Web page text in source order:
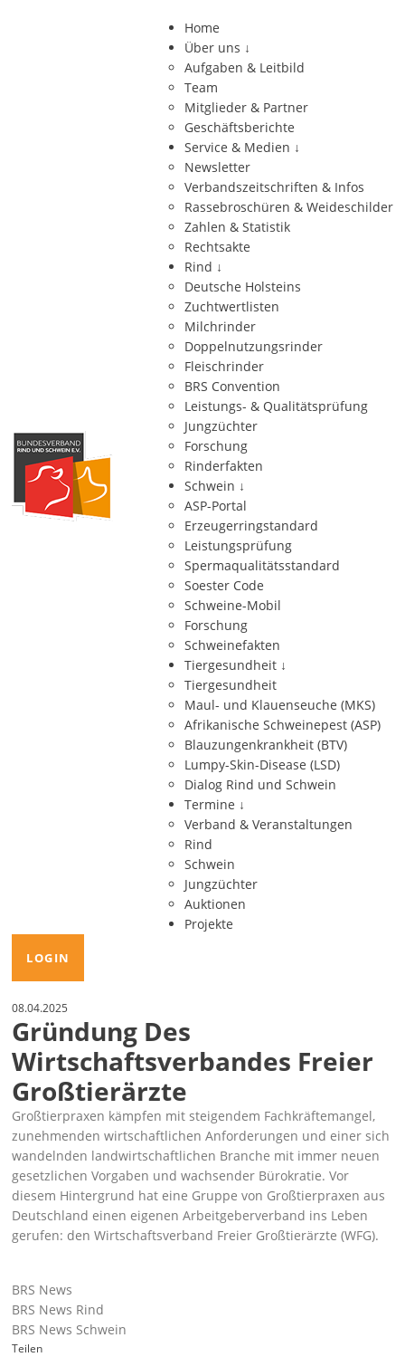
Home
Über uns ↓
Aufgaben & Leitbild
Team
Mitglieder & Partner
Geschäftsberichte
Service & Medien ↓
Newsletter
Verbandszeitschriften & Infos
Rassebroschüren & Weideschilder
Zahlen & Statistik
Rechtsakte
Rind ↓
Deutsche Holsteins
Zuchtwertlisten
Milchrinder
Doppelnutzungsrinder
Fleischrinder
BRS Convention
Leistungs- & Qualitätsprüfung
Jungzüchter
Forschung
Rinderfakten
Schwein ↓
ASP-Portal
Erzeugerringstandard
Leistungsprüfung
Spermaqualitätsstandard
Soester Code
Schweine-Mobil
Forschung
Schweinefakten
Tiergesundheit ↓
Tiergesundheit
Maul- und Klauenseuche (MKS)
Afrikanische Schweinepest (ASP)
Blauzungenkrankheit (BTV)
Lumpy-Skin-Disease (LSD)
Dialog Rind und Schwein
Termine ↓
Verband & Veranstaltungen
Rind
Schwein
Jungzüchter
Auktionen
Projekte
LOGIN
08.04.2025
Gründung Des
Wirtschaftsverbandes Freier
Großtierärzte
Großtierpraxen kämpfen mit steigendem Fachkräftemangel,
zunehmenden wirtschaftlichen Anforderungen und einer sich
wandelnden landwirtschaftlichen Branche mit immer neuen
gesetzlichen Vorgaben und wachsender Bürokratie. Vor
diesem Hintergrund hat eine Gruppe von Großtierpraxen aus
Deutschland einen eigenen Arbeitgeberverband ins Leben
gerufen: denWirtschaftsverband Freier Großtierärzte (WFG).
BRS News
BRS News Rind
BRS News Schwein
Teilen